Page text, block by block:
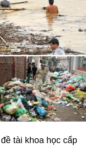
tài khoa học cấp